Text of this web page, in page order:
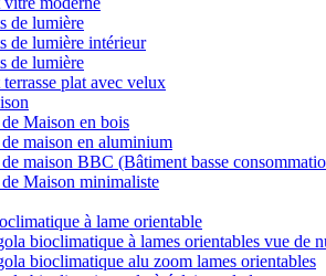
de lumière
de lumière intérieur
de lumière
plat avec velux
Maison en bois
maison en aluminium
maison BBC (Bâtiment basse
Maison minimaliste
à lame orientable
bioclimatique à lames orientables vue de
bioclimatique alu zoom lames orientables